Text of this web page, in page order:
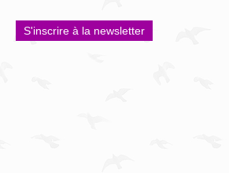
S'inscrire à la newsletter